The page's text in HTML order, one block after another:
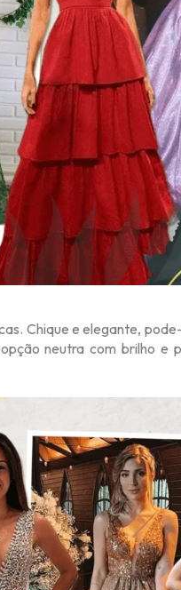
Chique e elegante,
neutra com brilho e